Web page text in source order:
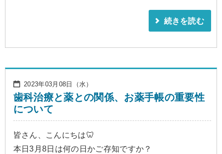
続きを読む
2023年03月08日（水）
歯科治療と薬との関係、お薬手帳の重要性
について
皆さん、こんにちは🦷
本日3月8日は何の日かご存知ですか？